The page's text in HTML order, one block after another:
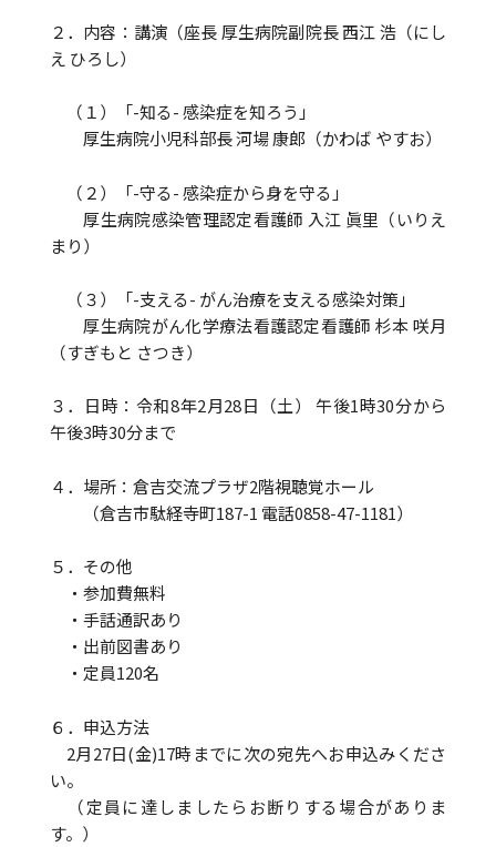
２．内容：講演（座長 厚生病院副院長 西江 浩（にし
え ひろし）
（１）「-知る- 感染症を知ろう」
厚生病院小児科部長 河場 康郎（かわば やすお）
（２）「-守る- 感染症から身を守る」
厚生病院感染管理認定看護師 入江 眞里（いりえ
まり）
（３）「-支える- がん治療を支える感染対策」
厚生病院がん化学療法看護認定看護師 杉本 咲月
（すぎもと さつき）
３．日時：令和8年2月28日（土） 午後1時30分から
午後3時30分まで
４．場所：倉吉交流プラザ2階視聴覚ホール
（倉吉市駄経寺町187-1 電話0858-47-1181）
５．その他
・参加費無料
・手話通訳あり
・出前図書あり
・定員120名
６．申込方法
2月27日(金)17時までに次の宛先へお申込みくださ
い。
（定員に達しましたらお断りする場合がありま
す。）